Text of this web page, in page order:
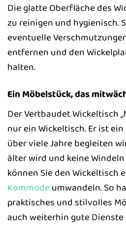
Die glatte Oberfläche des
zu reinigen und hygienisch.
eventuelle
entfernen und den
halten.
Ein Möbelstück, das
Der Vertbaudet Wickeltisch
nur ein Wickeltisch. Er ist
über viele Jahre begleiten
älter wird und keine
können Sie den Wickeltisch
Kommode umwandeln. So
praktisches und stilvolles
auch weiterhin gute